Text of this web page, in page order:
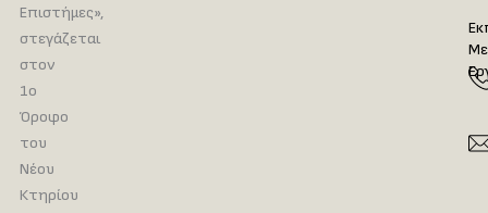
Επιστήμες»,
στεγάζεται
στον
1ο
Όροφο
του
Νέου
Κτηρίου